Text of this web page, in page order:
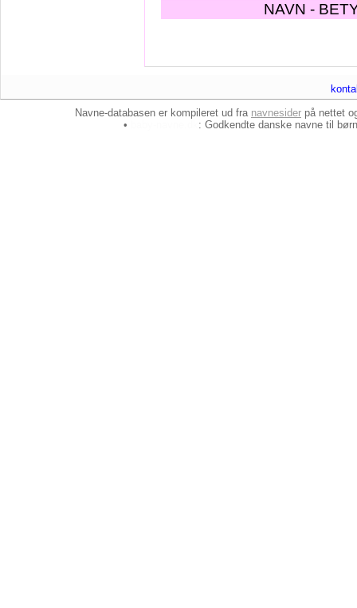
NAVN -
Navne-databasen er kompileret ud fra navnesider på nettet
•
: Godkendte danske navne til børn